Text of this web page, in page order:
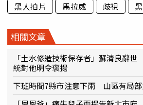
黑人拍片 馬拉威 歧視
相關文章
「土水修造技術保存者」蘇清良辭
統對他明令褒揚
下班時間7縣市注意下雨 山區有局